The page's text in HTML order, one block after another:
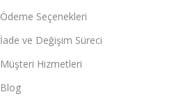
Ödeme Seçenekleri
İade ve Değişim Süreci
Müşteri Hizmetleri
Blog